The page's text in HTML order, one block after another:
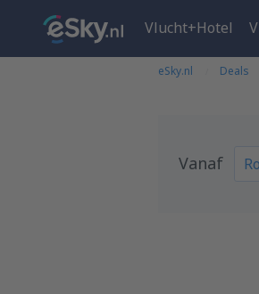
Vlucht+Hotel
eSky.nl Deals
Vanaf